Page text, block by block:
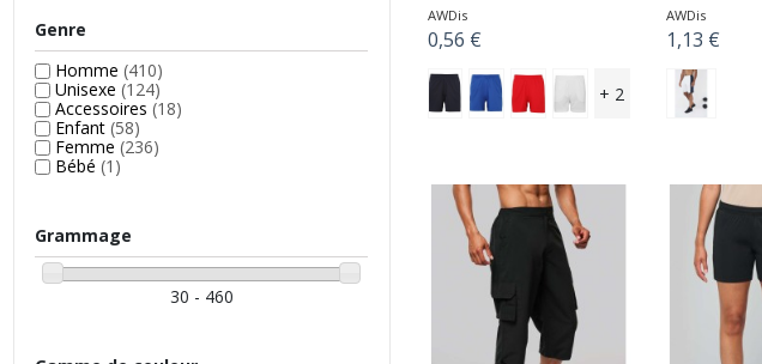
AWDis
0,56 €
+ 2
AWDis
1,13 €
Genre
Homme (410)
Unisexe (124)
Accessoires (18)
Enfant (58)
Femme (236)
Bébé (1)
Grammage
30 - 460